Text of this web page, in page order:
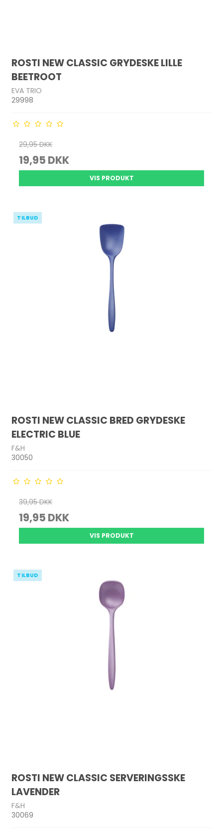
ROSTI NEW CLASSIC GRYDESKE LILLE
BEETROOT
EVA TRIO
29998
29,95 DKK
19,95 DKK
VIS PRODUKT
TILBUD
ROSTI NEW CLASSIC BRED GRYDESKE
ELECTRIC BLUE
F&H
30050
39,95 DKK
19,95 DKK
VIS PRODUKT
TILBUD
ROSTI NEW CLASSIC SERVERINGSSKE
LAVENDER
F&H
30069